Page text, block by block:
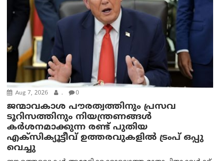
Aug 7, 2026 . 0
ജന്മാവകാശ പൗരത്വത്തിനും പ്രസവ
ടൂറിസത്തിനും നിയന്ത്രണങ്ങൾ
കർശനമാക്കുന്ന രണ്ട് പുതിയ
എക്സിക്യൂട്ടീവ് ഉത്തരവുകളിൽ ട്രംപ് ഒപ്പു
വെച്ചു